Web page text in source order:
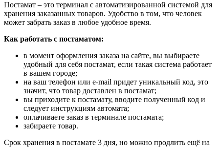
Постамат – это терминал с автоматизированной системой для
хранения заказанных товаров. Удобство в том, что человек
может забрать заказ в любое удобное время.
Как работать с постаматом:
в момент оформления заказа на сайте, вы выбираете
удобный для себя постамат, если такая система работает
в вашем городе;
на ваш телефон или e-mail придет уникальный код, это
значит, что товар доставлен в постамат;
вы приходите к постамату, вводите полученный код и
следует инструкциям автомата;
оплачиваете заказ в терминале постамата;
забираете товар.
Срок хранения в постамате 3 дня, но можно продлить ещё на